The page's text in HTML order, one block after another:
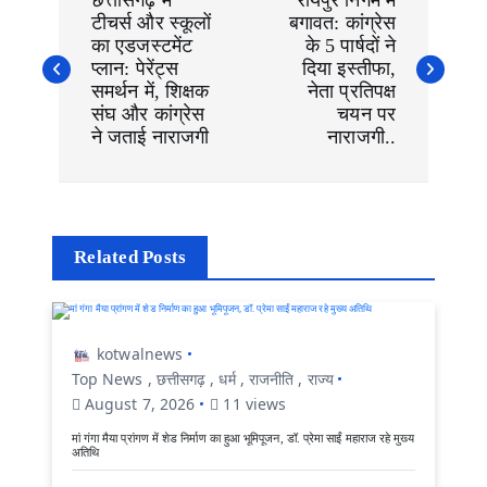
a
v
टीचर्स और स्कूलों
का एडजस्टमेंट
प्लान: पेरेंट्स
समर्थन में, शिक्षक
संघ और कांग्रेस
ने जताई नाराजगी
बगावत: कांग्रेस
के 5 पार्षदों ने
दिया इस्तीफा,
नेता प्रतिपक्ष
चयन पर
नाराजगी..
Related Posts
kotwalnews
Top News , छत्तीसगढ़ ,धर्म, राजनीति , राज्य
August 7, 2026
11 views
मां गंगा मैया प्रांगण में शेड निर्माण का हुआ भूमिपूजन, डॉ. प्रेमा साईं महाराज रहे मुख्य
अतिथि